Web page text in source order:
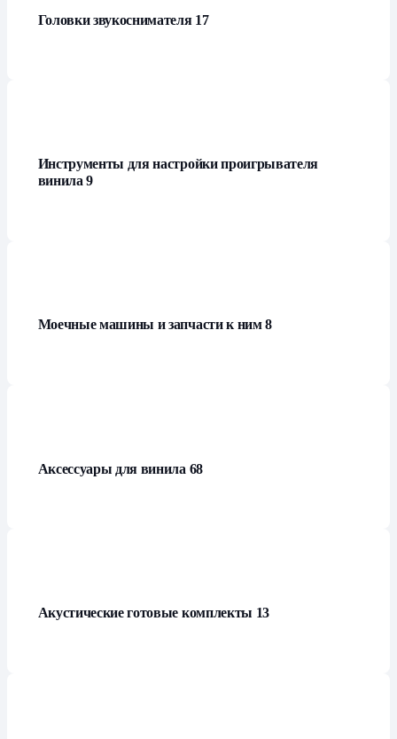
Головки звукоснимателя 17
Инструменты для настройки проигрывателя
винила9
Моечные машины и запчасти к ним8
Аксессуары для винила 68
Акустические готовые комплекты 13